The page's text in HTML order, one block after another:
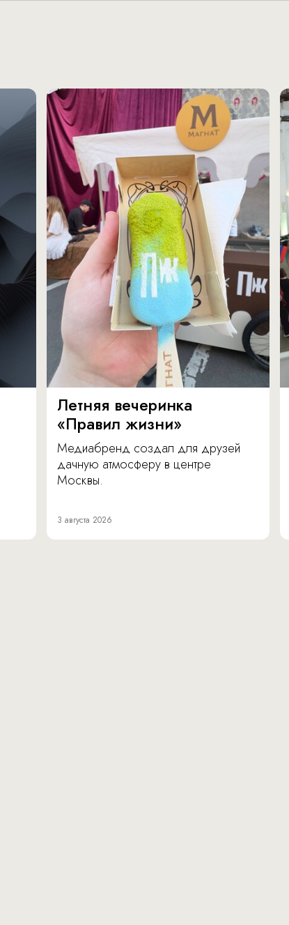
Летняя вечеринка
«Правил жизни»
Медиабренд создал для друзей
дачную атмосферу в центре
Москвы.
3 августа 2026